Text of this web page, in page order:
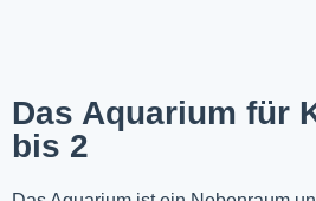
Das Aquarium für
bis 2